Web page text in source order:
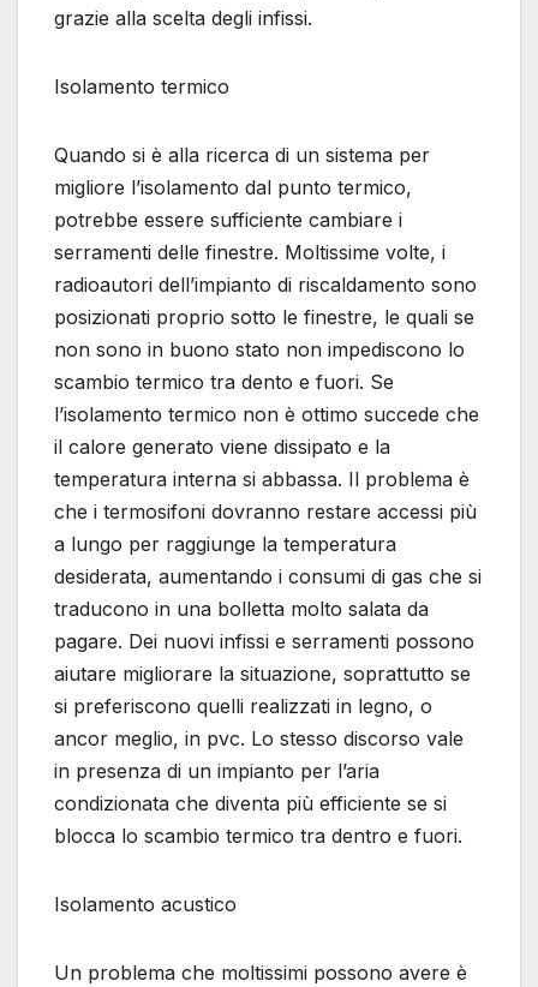
grazie alla scelta degli infissi.
Isolamento termico
Quando si è alla ricerca di un sistema per
migliore l’isolamento dal punto termico,
potrebbe essere sufficiente cambiare i
serramenti delle finestre. Moltissime volte, i
radioautori dell’impianto di riscaldamento sono
posizionati proprio sotto le finestre, le quali se
non sono in buono stato non impediscono lo
scambio termico tra dento e fuori. Se
l’isolamento termico non è ottimo succede che
il calore generato viene dissipato e la
temperatura interna si abbassa. Il problema è
che i termosifoni dovranno restare accessi più
a lungo per raggiunge la temperatura
desiderata, aumentando i consumi di gas che si
traducono in una bolletta molto salata da
pagare. Dei nuovi infissi e serramenti possono
aiutare migliorare la situazione, soprattutto se
si preferiscono quelli realizzati in legno, o
ancor meglio, in pvc. Lo stesso discorso vale
in presenza di un impianto per l’aria
condizionata che diventa più efficiente se si
blocca lo scambio termico tra dentro e fuori.
Isolamento acustico
Un problema che moltissimi possono avere è